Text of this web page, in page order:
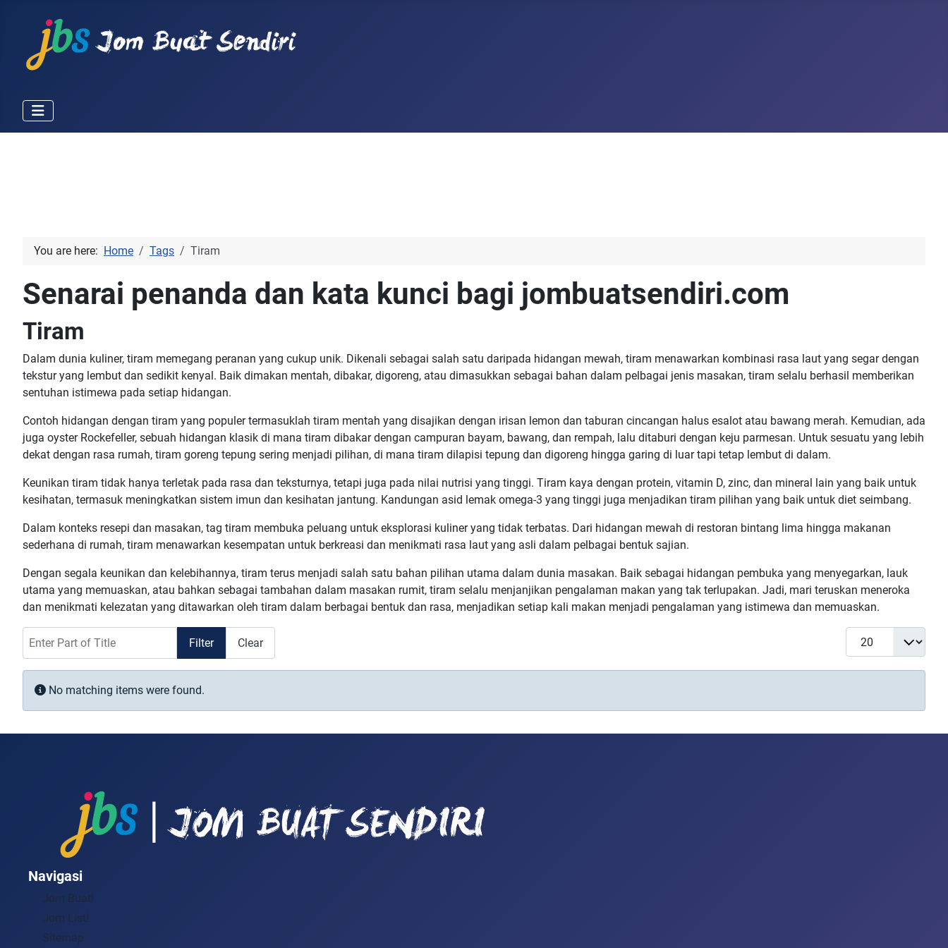
You are here: Home Tags Tiram
Senarai penanda dan kata kunci bagi jombuatsendiri.com
Tiram
Dalam dunia kuliner, tiram memegang peranan yang cukup unik. Dikenali sebagai salah satu daripada hidangan mewah, tiram menawarkan kombinasi rasa laut yang segar dengan
tekstur yang lembut dan sedikit kenyal. Baik dimakan mentah, dibakar, digoreng, atau dimasukkan sebagai bahan dalam pelbagai jenis masakan, tiram selalu berhasil memberikan
sentuhan istimewa pada setiap hidangan.
Contoh hidangan dengan tiram yang populer termasuklah tiram mentah yang disajikan dengan irisan lemon dan taburan cincangan halus esalot atau bawang merah. Kemudian, ada
juga oyster Rockefeller, sebuah hidangan klasik di mana tiram dibakar dengan campuran bayam, bawang, dan rempah, lalu ditaburi dengan keju parmesan. Untuk sesuatu yang lebih
dekat dengan rasa rumah, tiram goreng tepung sering menjadi pilihan, di mana tiram dilapisi tepung dan digoreng hingga garing di luar tapi tetap lembut di dalam.
Keunikan tiram tidak hanya terletak pada rasa dan teksturnya, tetapi juga pada nilai nutrisi yang tinggi. Tiram kaya dengan protein, vitamin D, zinc, dan mineral lain yang baik untuk
kesihatan, termasuk meningkatkan sistem imun dan kesihatan jantung. Kandungan asid lemak omega-3 yang tinggi juga menjadikan tiram pilihan yang baik untuk diet seimbang.
Dalam konteks resepi dan masakan, tag tiram membuka peluang untuk eksplorasi kuliner yang tidak terbatas. Dari hidangan mewah di restoran bintang lima hingga makanan
sederhana di rumah, tiram menawarkan kesempatan untuk berkreasi dan menikmati rasa laut yang asli dalam pelbagai bentuk sajian.
Dengan segala keunikan dan kelebihannya, tiram terus menjadi salah satu bahan pilihan utama dalam dunia masakan. Baik sebagai hidangan pembuka yang menyegarkan, lauk
utama yang memuaskan, atau bahkan sebagai tambahan dalam masakan rumit, tiram selalu menjanjikan pengalaman makan yang tak terlupakan. Jadi, mari teruskan meneroka
dan menikmati kelezatan yang ditawarkan oleh tiram dalam berbagai bentuk dan rasa, menjadikan setiap kali makan menjadi pengalaman yang istimewa dan memuaskan.
Filter Clear
Display #
Info
No matching items were found.
Navigasi
Jom Buat!
Jom List!
Sitemap